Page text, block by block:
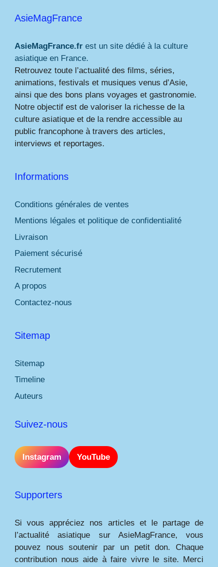
AsieMagFrance
AsieMagFrance.fr est un site dédié à la culture
asiatique en France.
Retrouvez toute l’actualité des films, séries,
animations, festivals et musiques venus d’Asie,
ainsi que des bons plans voyages et gastronomie.
Notre objectif est de valoriser la richesse de la
culture asiatique et de la rendre accessible au
public francophone à travers des articles,
interviews et reportages.
Informations
Conditions générales de ventes
Mentions légales et politique de confidentialité
Livraison
Paiement sécurisé
Recrutement
A propos
Contactez-nous
Sitemap
Sitemap
Timeline
Auteurs
Suivez-nous
Instagram YouTube
Supporters
Si vous appréciez nos articles et le partage de
l’actualité asiatique sur AsieMagFrance, vous
pouvez nous soutenir par un petit don. Chaque
contribution nous aide à faire vivre le site. Merci